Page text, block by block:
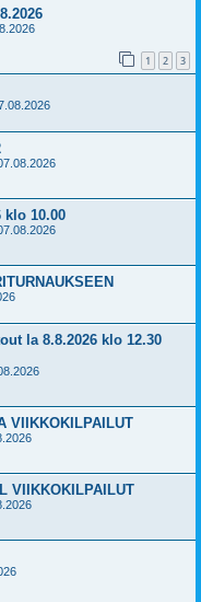
1 2 3
klo 10.00
la 8.8.2026 klo 12.30
VIIKKOKILPAILUT
VIIKKOKILPAILUT